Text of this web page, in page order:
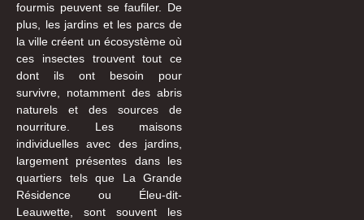
fourmis peuvent se faufiler. De
plus, les jardins et les parcs de
la ville créent un écosystème où
ces insectes trouvent tout ce
dont ils ont besoin pour
survivre, notamment des abris
naturels et des sources de
nourriture. Les maisons
individuelles avec des jardins,
largement présentes dans les
quartiers tels que La Grande
Résidence ou Éleu-dit-
Leauwette, sont souvent les